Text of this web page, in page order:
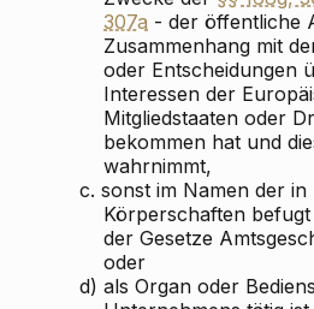
307a - der öffentliche
Zusammenhang mit
oder Entscheidungen
Interessen der
Mitgliedstaaten oder
bekommen hat und
wahrnimmt,
c. sonst im Namen der
Körperschaften
der Gesetze
oder
d) als Organ oder